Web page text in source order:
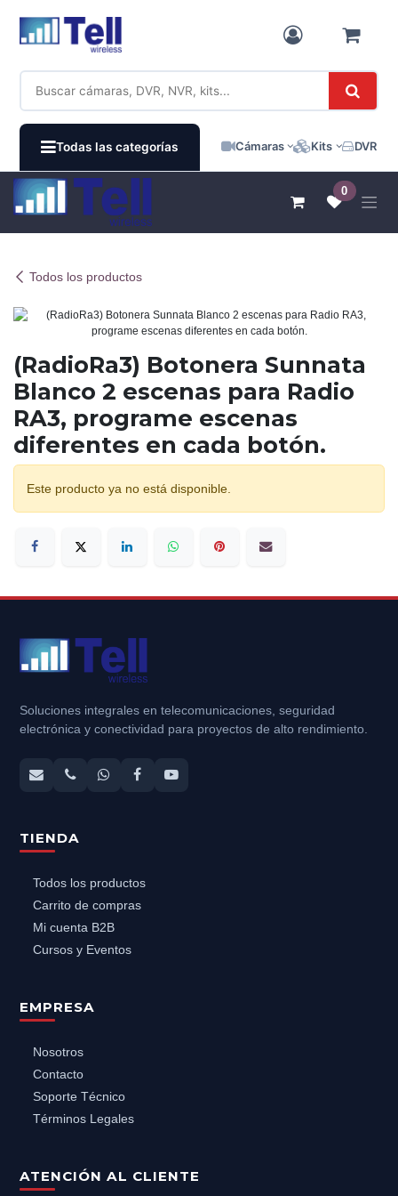
Todas las categorías Cámaras Kits DVR /
0
Todos los productos
(RadioRa3) Botonera Sunnata
Blanco 2 escenas para Radio
RA3, programe escenas
diferentes en cada botón.
Este producto ya no está disponible.
Soluciones integrales en telecomunicaciones, seguridad
electrónica y conectividad para proyectos de alto rendimiento.
TIENDA
Todos los productos
Carrito de compras
Mi cuenta B2B
Cursos y Eventos
EMPRESA
Nosotros
Contacto
Soporte Técnico
Términos Legales
ATENCIÓN AL CLIENTE